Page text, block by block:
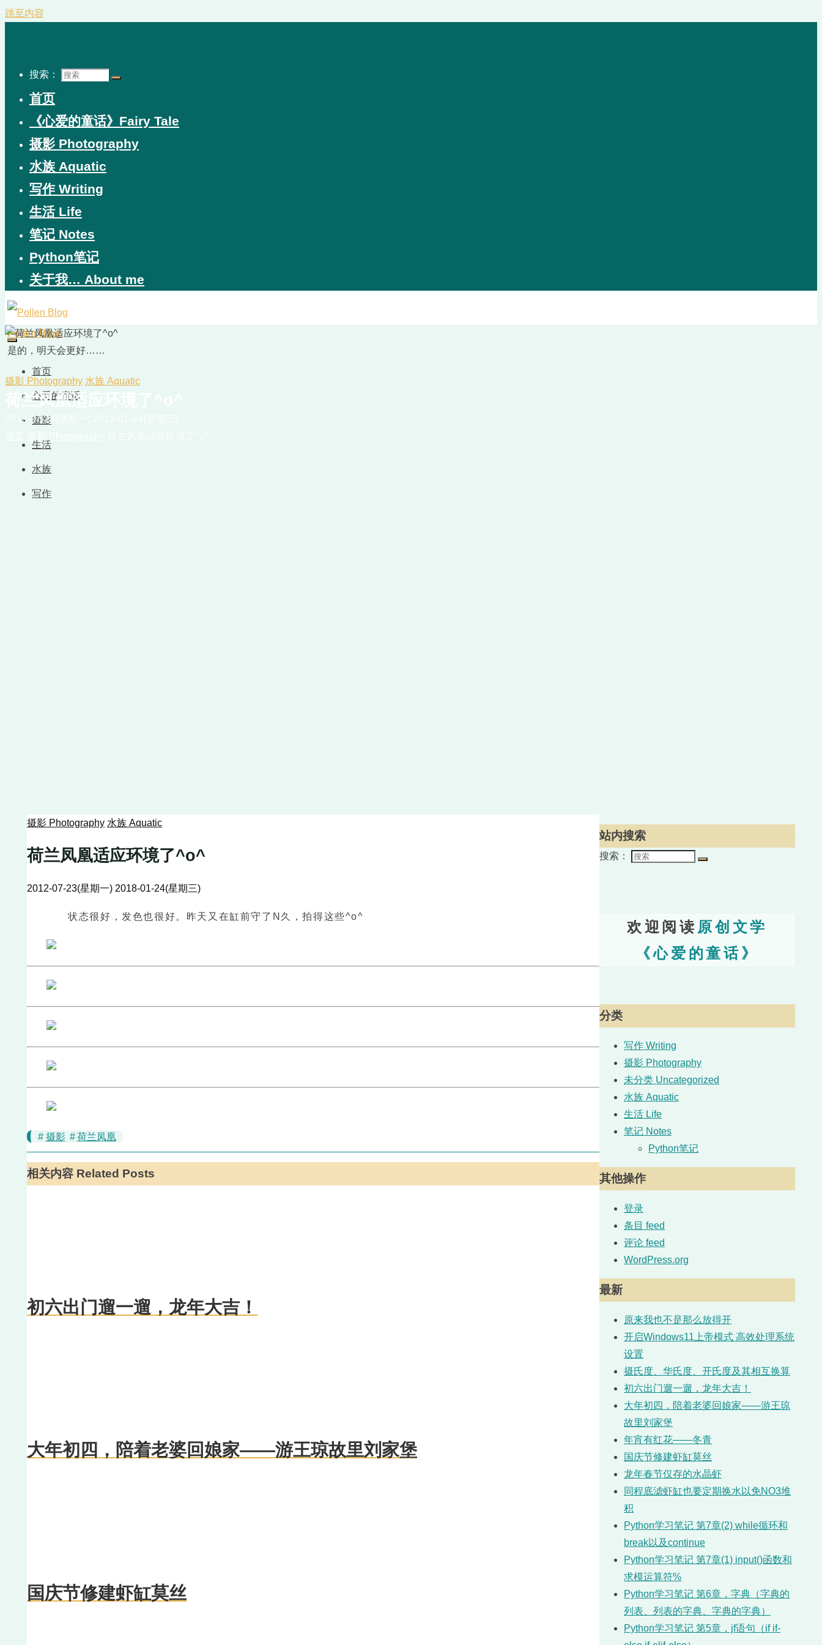
跳至内容
搜索：
首页
《心爱的童话》Fairy Tale
摄影 Photography
水族 Aquatic
写作 Writing
生活 Life
笔记 Notes
Python笔记
关于我… About me
Pollen Blog
是的，明天会更好……
首页
心爱的童话
摄影
生活
水族
写作
摄影 Photography 水族 Aquatic
荷兰凤凰适应环境了^o^
2012-07-23(星期一)
摄影 Photography 水族 Aquatic
荷兰凤凰适应环境了^o^
2012-07-23(星期一) 2018-01-24(星期三)
状态很好，发色也很好。昨天又在缸前守了N久，拍得这些^o^
# 摄影 #荷兰凤凰
相关内容 Related Posts
初六出门遛一遛，龙年大吉！
大年初四，陪着老婆回娘家——游王琼故里刘家堡
国庆节修建虾缸莫丝
站内搜索
搜索：
欢迎阅读 原创文学
《心爱的童话》
分类
写作 Writing
摄影 Photography
未分类 Uncategorized
水族 Aquatic
生活 Life
笔记 Notes
Python笔记
其他操作
登录
条目 feed
评论 feed
WordPress.org
最新
原来我也不是那么放得开
开启Windows11上帝模式 高效处理系统
设置
摄氏度、华氏度、开氏度及其相互换算
初六出门遛一遛，龙年大吉！
大年初四，陪着老婆回娘家——游王琼
故里刘家堡
年宵有红花——冬青
国庆节修建虾缸莫丝
龙年春节仅存的水晶虾
同程底滤虾缸也要定期换水以免NO3堆
积
Python学习笔记 第7章(2) while循环和
break以及continue
Python学习笔记 第7章(1) input()函数和
求模运算符%
Python学习笔记 第6章，字典（字典的
列表、列表的字典、字典的字典）
Python学习笔记 第5章，jf语句（if if-